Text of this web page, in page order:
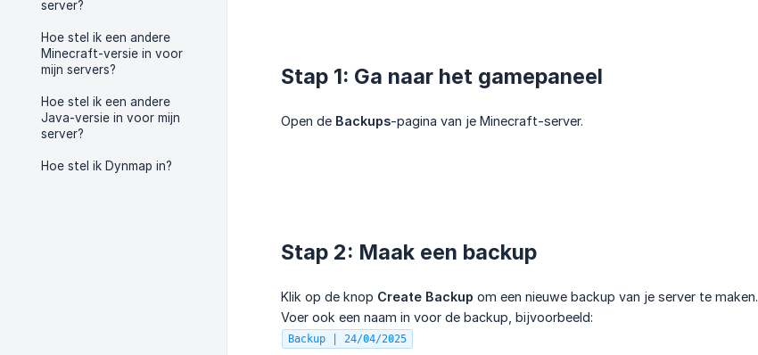
server?
Hoe stel ik een andere
Minecraft-versie in voor
mijn servers?
Hoe stel ik een andere
Java-versie in voor mijn
server?
Hoe stel ik Dynmap in?
Stap 1: Ga naar het gamepaneel
Open de Backups-pagina van je Minecraft-server.
Stap 2: Maak een backup
Klik op de knop Create Backup om een nieuwe backup van je server te maken.
Voer ook een naam in voor de backup, bijvoorbeeld:
Backup | 24/04/2025